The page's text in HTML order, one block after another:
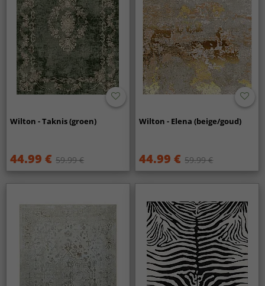
Wilton - Taknis (groen)
44.99 € 59.99 €
Wilton - Elena (beige/goud)
44.99 € 59.99 €